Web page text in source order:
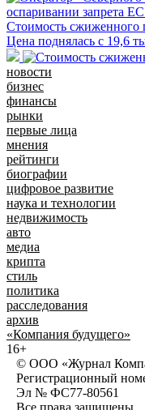
Стоимость сжиженного
Цена поднялась с 19,6
новости
бизнес
финансы
рынки
первые лица
мнения
рейтинги
биографии
цифровое развитие
наука и технологии
недвижимость
авто
медиа
крипта
стиль
политика
расследования
архив
«Компания будущего»
16+
© ООО «Журнал
Регистрационный
Эл № ФС77-80561
Все права защищены